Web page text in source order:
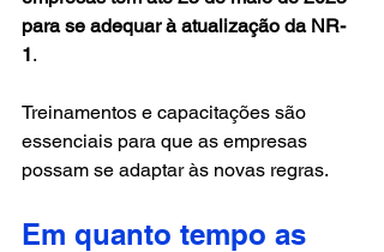
para se adequar à atualização da NR-
1.
Treinamentos e capacitações são
essenciais para que as empresas
possam se adaptar às novas regras.
Em quanto tempo as